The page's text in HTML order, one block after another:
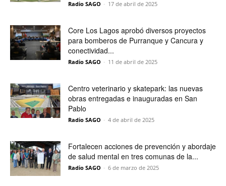
Radio SAGO - 17 de abril de 2025
Core Los Lagos aprobó diversos proyectos
para bomberos de Purranque y Cancura y
conectividad...
Radio SAGO - 11 de abril de 2025
Centro veterinario y skatepark: las nuevas
obras entregadas e inauguradas en San
Pablo
Radio SAGO - 4 de abril de 2025
Fortalecen acciones de prevención y abordaje
de salud mental en tres comunas de la...
Radio SAGO - 6 de marzo de 2025